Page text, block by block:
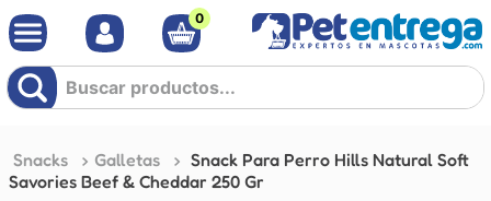
0
Buscar productos...
Snacks Galletas
Snack Para Perro Hills Natural Soft
Savories Beef & Cheddar 250 Gr